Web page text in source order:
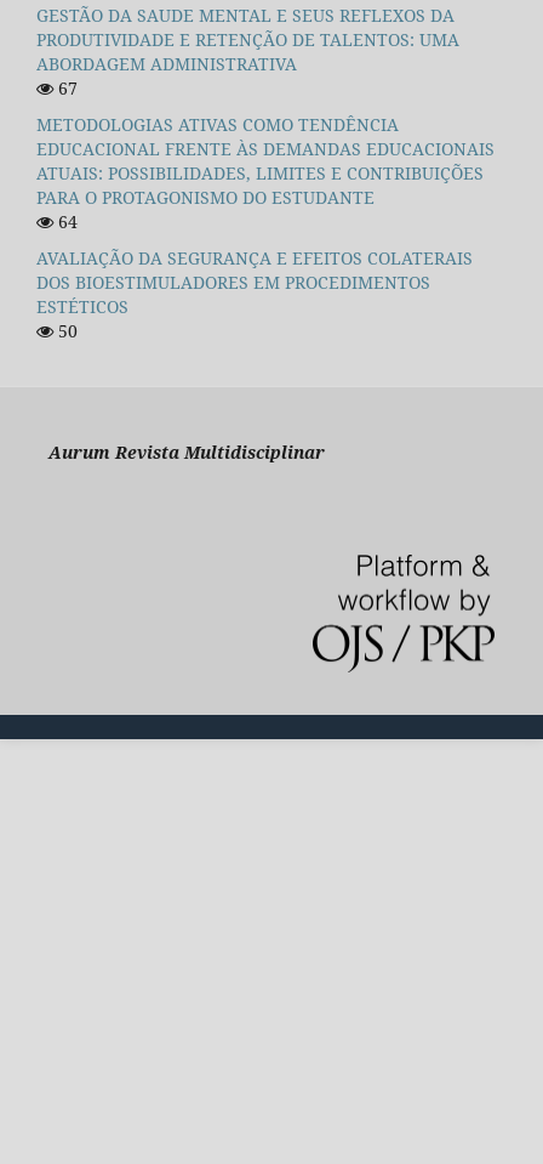
GESTÃO DA SAUDE MENTAL E SEUS REFLEXOS DA
PRODUTIVIDADE E RETENÇÃO DE TALENTOS: UMA
ABORDAGEM ADMINISTRATIVA
67
METODOLOGIAS ATIVAS COMO TENDÊNCIA
EDUCACIONAL FRENTE ÀS DEMANDAS EDUCACIONAIS
ATUAIS: POSSIBILIDADES, LIMITES E CONTRIBUIÇÕES
PARA O PROTAGONISMO DO ESTUDANTE
64
AVALIAÇÃO DA SEGURANÇA E EFEITOS COLATERAIS
DOS BIOESTIMULADORES EM PROCEDIMENTOS
ESTÉTICOS
50
Aurum Revista Multidisciplinar